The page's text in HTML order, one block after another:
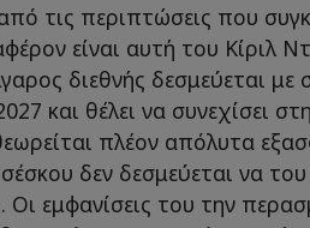
τις περιπτώσεις που
είναι αυτή του Κίριλ
διεθνής δεσμεύεται με
και θέλει να συνεχίσει
πλέον απόλυτα
δεν δεσμεύεται να
Οι εμφανίσεις του την